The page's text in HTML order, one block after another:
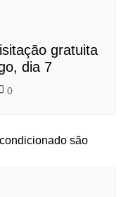
gratuita
dia 7
0